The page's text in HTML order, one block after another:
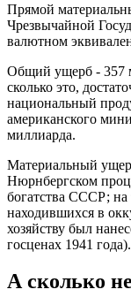
Прямой
Чрезвычайной
валютном
Общий ущерб - 357
сколько это,
национальный
американского
миллиарда.
Материальный
Нюрнбергском
богатства СССР; на
находившихся в
хозяйству был
госценах 1941 года).
А сколько